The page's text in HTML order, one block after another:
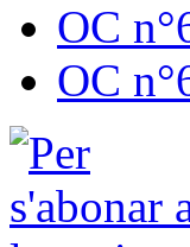
OC
OC